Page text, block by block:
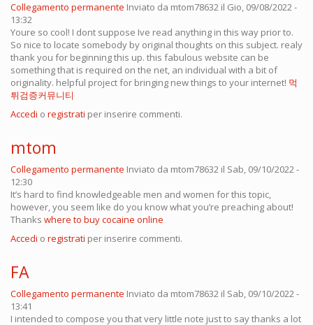
Collegamento permanente Inviato da mtom78632 il Gio, 09/08/2022 -
13:32
Youre so cool! I dont suppose Ive read anything in this way prior to.
So nice to locate somebody by original thoughts on this subject. realy
thank you for beginning this up. this fabulous website can be
something that is required on the net, an individual with a bit of
originality. helpful project for bringing new things to your internet! 먹
튀검증커뮤니티
Accedi o registrati per inserire commenti.
mtom
Collegamento permanente Inviato da mtom78632 il Sab, 09/10/2022 -
12:30
It’s hard to find knowledgeable men and women for this topic,
however, you seem like do you know what you’re preaching about!
Thanks where to buy cocaine online
Accedi o registrati per inserire commenti.
FA
Collegamento permanente Inviato da mtom78632 il Sab, 09/10/2022 -
13:41
I intended to compose you that very little note just to say thanks a lot